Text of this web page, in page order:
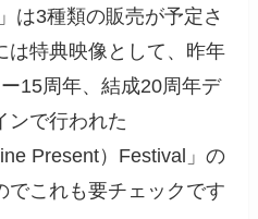
は3種類の販売が予定さ
は特典映像として、昨年
15周年、結成20周年デ
ンで行われた
Present）Festival」の
でこれも要チェックです